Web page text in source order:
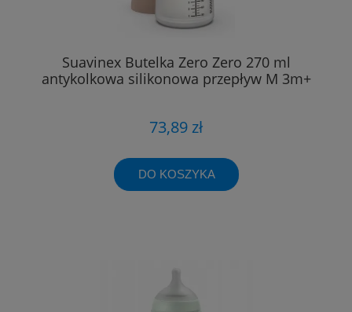
Suavinex Butelka Zero Zero 270 ml
antykolkowa silikonowa przepływ M 3m+
73,89 zł
DO KOSZYKA